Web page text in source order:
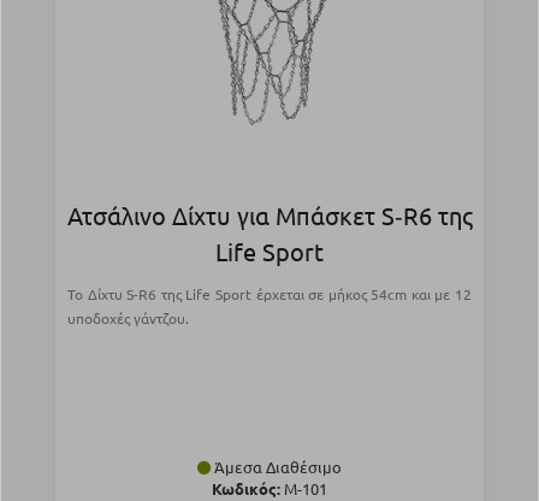
Ατσάλινο Δίχτυ για Μπάσκετ S‑R6 της
Life Sport
Το Δίχτυ S-R6 της Life Sport έρχεται σε μήκος 54cm και με 12
υποδοχές γάντζου.
Άμεσα Διαθέσιμο
Κωδικός: Μ-101